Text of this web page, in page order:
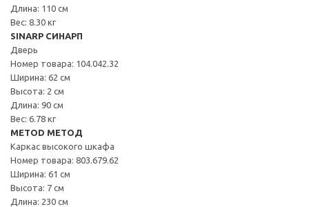
Длина: 110 см
Вес: 8.30 кг
SINARP СИНАРП
Дверь
Номер товара: 104.042.32
Ширина: 62 см
Высота: 2 см
Длина: 90 см
Вес: 6.78 кг
METOD МЕТОД
Каркас высокого шкафа
Номер товара: 803.679.62
Ширина: 61 см
Высота: 7 см
Длина: 230 см